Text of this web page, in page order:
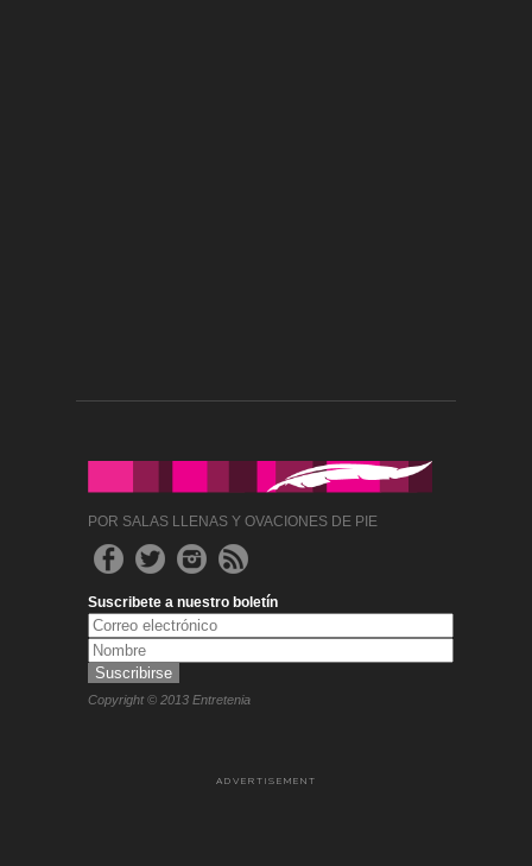
POR SALAS LLENAS Y OVACIONES DE PIE
Suscribete a nuestro boletín
Copyright © 2013 Entretenia
ADVERTISEMENT